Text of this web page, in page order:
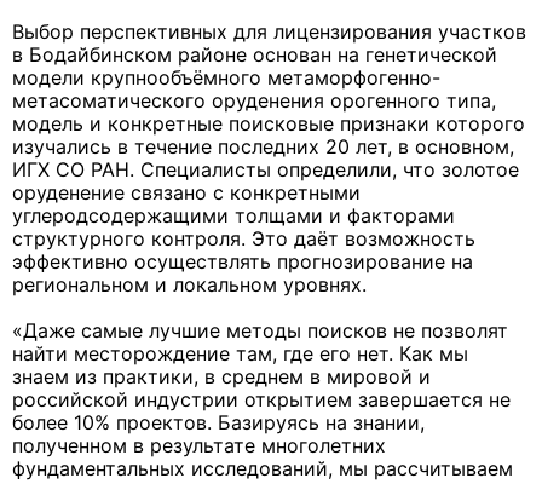
Выбор перспективных для лицензирования участков
в Бодайбинском районе основан на генетической
модели крупнообъёмного метаморфогенно-
метасоматического оруденения орогенного типа,
модель и конкретные поисковые признаки которого
изучались в течение последних 20 лет, в основном,
ИГХ СО РАН. Специалисты определили, что золотое
оруденение связано с конкретными
углеродсодержащими толщами и факторами
структурного контроля. Это даёт возможность
эффективно осуществлять прогнозирование на
региональном и локальном уровнях.
«Даже самые лучшие методы поисков не позволят
найти месторождение там, где его нет. Как мы
знаем из практики, в среднем в мировой и
российской индустрии открытием завершается не
более 10% проектов. Базируясь на знании,
полученном в результате многолетних
фундаментальных исследований, мы рассчитываем